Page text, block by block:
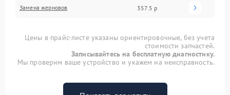
Замена жерновов 357.5 р
Цены в прайс-листе указаны ориентировочные, без учета
стоимости запчастей.
Записывайтесь на бесплатную диагностику.
Мы проверим ваше устройство и укажем на неисправность.